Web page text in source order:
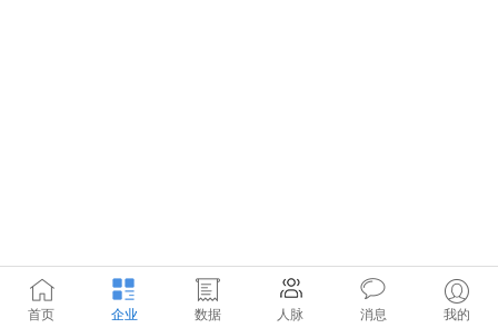
首页 企业 数据 人脉 消息 我的